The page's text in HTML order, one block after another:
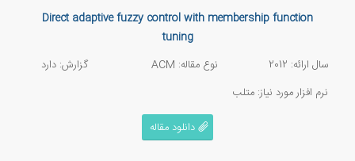
Direct adaptive fuzzy control with membership function
tuning
سال ارائه: 2012 نوع مقاله:
ACM
گزارش: دارد
نرم افزار مورد نیاز: متلب
دانلود مقاله